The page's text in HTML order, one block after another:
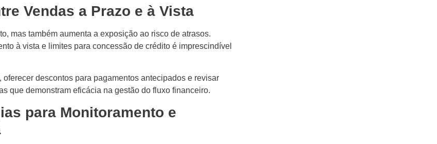
Vendas a Prazo e à Vista
mas também aumenta a exposição ao risco de atrasos.
à vista e limites para concessão de crédito é imprescindível
descontos para pagamentos antecipados e revisar
que demonstram eficácia na gestão do fluxo financeiro.
para Monitoramento e